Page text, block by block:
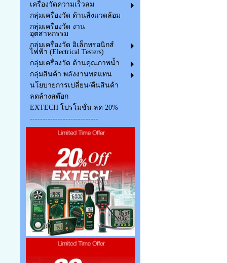
เครื่องวัดความเร็วลม
กลุ่มเครื่องวัด ด้านสิ่งแวดล้อม
กลุ่มเครื่องวัด งาน
อุตสาหกรรม
กลุ่มเครื่องวัด อิเล็กทรอนิกส์
ไฟฟ้า (Electrical Testers)
กลุ่มเครื่องวัด ด้านคุณภาพน้ำ
กลุ่มสินค้า พลังงานทดแทน
นโยบายการเปลี่ยน/คืนสินค้า
ลดล้างสต๊อก
EXTECH โปรโมชั่น ลด 20%
---------------------------